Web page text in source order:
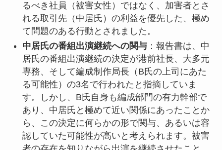
るべき社員（被害女性）ではなく、加害者とさ
れる取引先（中居氏）の利益を優先した、極め
て問題のある行動とされました。
中居氏の番組出演継続への関与：報告書は、中
居氏の番組出演継続の決定が港前社長、大多元
専務、そして編成制作局長（B氏の上司にあた
る可能性）の3名で行われたと指摘していま
す。しかし、B氏自身も編成部門の有力幹部で
あり、中居氏と極めて近い関係にあったことか
ら、この決定に何らかの形で関与、あるいは容
認していた可能性が高いと考えられます。被害